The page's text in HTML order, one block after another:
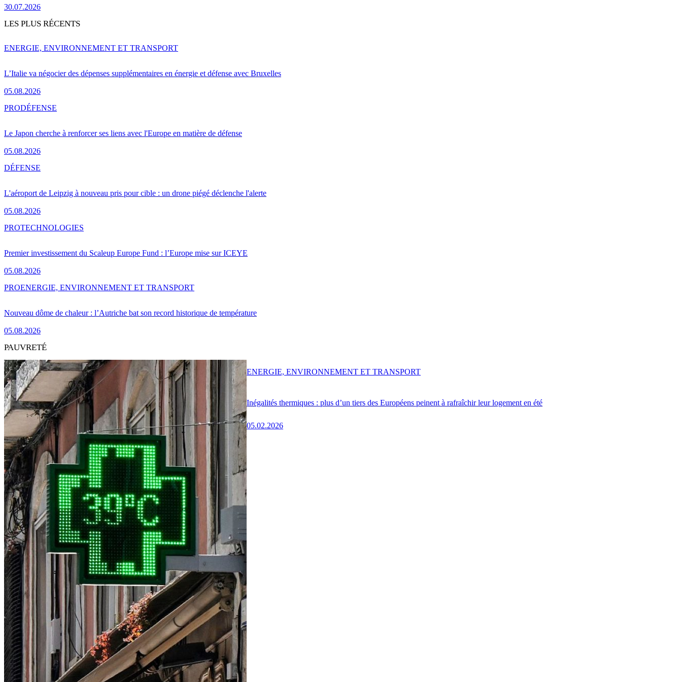
30.07.2026
LES PLUS RÉCENTS
L’Italie va négocier des dépenses supplémentaires en énergie et défense avec Bruxelles
05.08.2026
ENERGIE, ENVIRONNEMENT ET TRANSPORT
Le Japon cherche à renforcer ses liens avec l'Europe en matière de défense
05.08.2026
PRODÉFENSE
L'aéroport de Leipzig à nouveau pris pour cible : un drone piégé déclenche l'alerte
05.08.2026
DÉFENSE
Premier investissement du Scaleup Europe Fund : l’Europe mise sur ICEYE
05.08.2026
PROTECHNOLOGIES
Nouveau dôme de chaleur : l’Autriche bat son record historique de température
05.08.2026
PROENERGIE, ENVIRONNEMENT ET TRANSPORT
PAUVRETÉ
Inégalités thermiques : plus d’un tiers des Européens peinent à rafraîchir leur logement en été
05.02.2026
ENERGIE, ENVIRONNEMENT ET TRANSPORT